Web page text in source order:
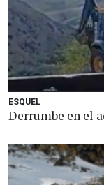
ESQUEL
Derrumbe en el